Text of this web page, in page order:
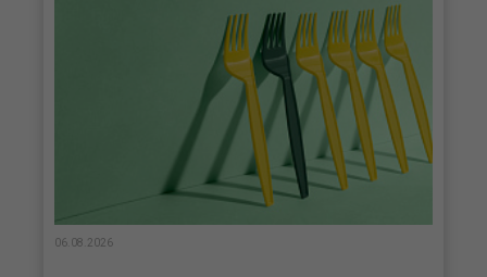
06.08.2026